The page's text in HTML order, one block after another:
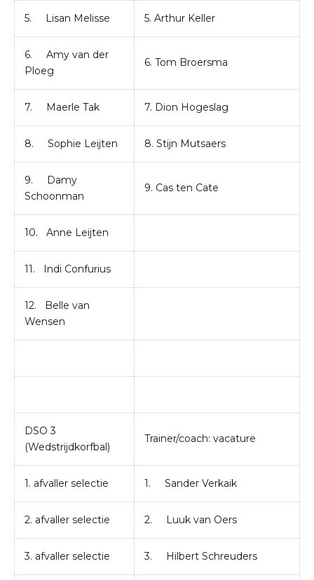
5. Lisan Melisse 5. Arthur Keller
6. Amy van der
Ploeg
6. Tom Broersma
7. Maerle Tak 7. Dion Hogeslag
8. Sophie Leijten 8. Stijn Mutsaers
9. Damy
Schoonman
9. Cas ten Cate
10. Anne Leijten
11. Indi Confurius
12. Belle van
Wensen
DSO 3
(Wedstrijdkorfbal)
Trainer/coach: vacature
1. afvaller selectie 1. Sander Verkaik
2. afvaller selectie 2. Luuk van Oers
3. afvaller selectie 3. Hilbert Schreuders